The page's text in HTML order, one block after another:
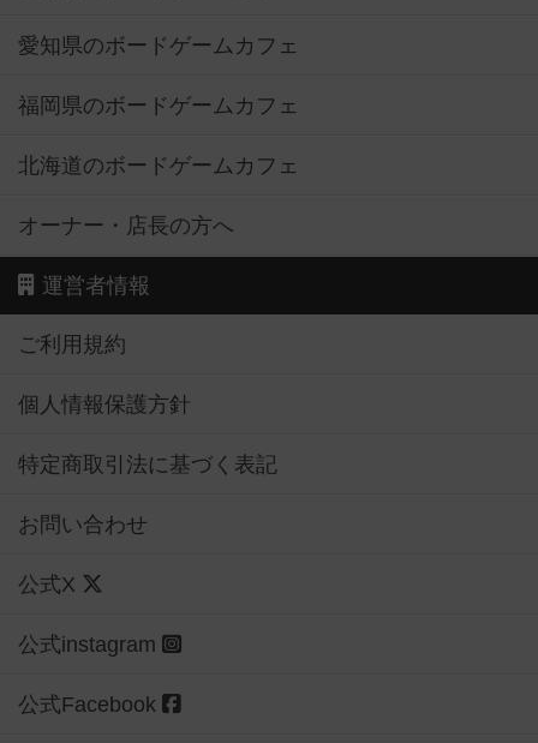
愛知県のボードゲームカフェ
福岡県のボードゲームカフェ
北海道のボードゲームカフェ
オーナー・店長の方へ
運営者情報
ご利用規約
個人情報保護方針
特定商取引法に基づく表記
お問い合わせ
公式X
公式instagram
公式Facebook